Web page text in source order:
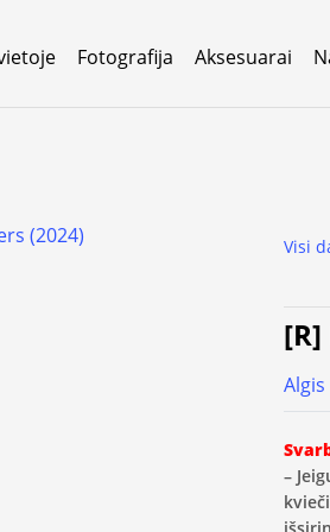
Fotografija Aksesuarai
Visi
–